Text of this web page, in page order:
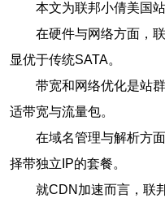
本文为联邦小倩美国
在硬件与网络方面，
显优于传统SATA。
带宽和网络优化是站
适带宽与流量包。
在域名管理与解析方
择带独立IP的套餐。
就CDN加速而言，联